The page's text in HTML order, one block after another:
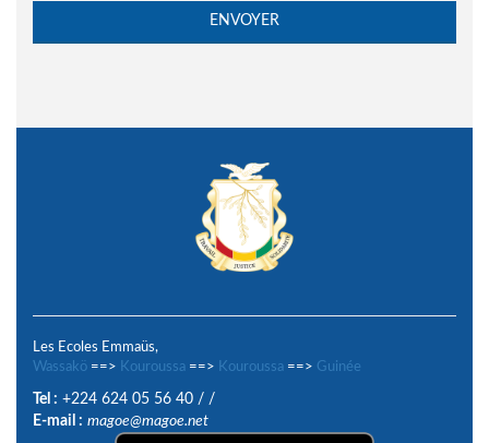
Les Ecoles Emmaüs,
Wassakö ==> Kouroussa ==> Kouroussa ==> Guinée
Tel : +224 624 05 56 40 / /
E-mail : magoe@magoe.net